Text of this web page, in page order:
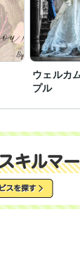
ウェルカ
プル